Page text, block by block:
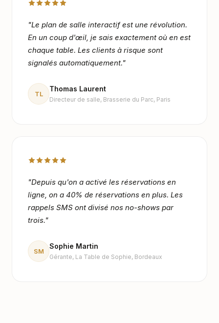
"Le plan de salle interactif est une révolution.
En un coup d'œil, je sais exactement où en est
chaque table. Les clients à risque sont
signalés automatiquement."
TL
Thomas Laurent
Directeur de salle, Brasserie du Parc, Paris
"Depuis qu'on a activé les réservations en
ligne, on a 40% de réservations en plus. Les
rappels SMS ont divisé nos no-shows par
trois."
SM
Sophie Martin
Gérante, La Table de Sophie, Bordeaux